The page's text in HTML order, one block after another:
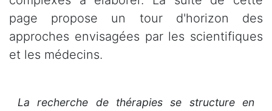
page propose un tour d'horizon des
approches envisagées par les scientifiques
et les médecins.
La recherche de thérapies se structure en